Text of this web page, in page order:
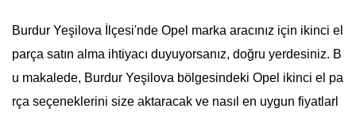
Burdur Yeşilova İlçesi'nde Opel marka aracınız için ikinci el
parça satın alma ihtiyacı duyuyorsanız, doğru yerdesiniz. B
u makalede, Burdur Yeşilova bölgesindeki Opel ikinci el pa
rça seçeneklerini size aktaracak ve nasıl en uygun fiyatlarl